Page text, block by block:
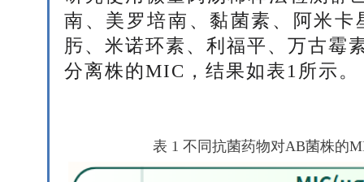
南、美罗培南、黏菌素、阿米卡
肟、米诺环素、利福平、万古霉
分离株的MIC，结果如表1所示。
表 1 不同抗菌药物对AB菌株的